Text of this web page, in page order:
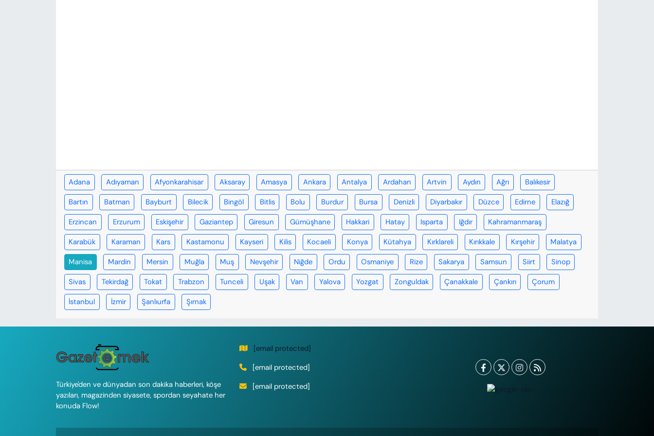
Adana Adıyaman Afyonkarahisar Aksaray Amasya Ankara Antalya Ardahan Artvin Aydın Ağrı Balıkesir
Bartın Batman Bayburt Bilecik Bingöl Bitlis Bolu Burdur Bursa Denizli Diyarbakır Düzce Edirne Elazığ
Erzincan Erzurum Eskişehir Gaziantep Giresun Gümüşhane Hakkari Hatay Isparta Iğdır Kahramanmaraş
Karabük Karaman Kars Kastamonu Kayseri Kilis Kocaeli Konya Kütahya Kırklareli Kırıkkale Kırşehir Malatya
Manisa Mardin Mersin Muğla Muş Nevşehir Niğde Ordu Osmaniye Rize Sakarya Samsun Siirt Sinop
Sivas Tekirdağ Tokat Trabzon Tunceli Uşak Van Yalova Yozgat Zonguldak Çanakkale Çankırı Çorum
İstanbul İzmir Şanlıurfa Şırnak
Türkiye'den ve dünyadan son dakika haberleri, köşe
yazıları, magazinden siyasete, spordan seyahate her
konuda Flow!
[email protected]
[email protected]
[email protected]
VAN VE DİYARBAKIR HABERLERİ